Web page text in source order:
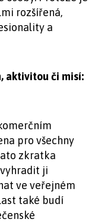
rozšířená,
a
aktivitou či misí:
pro všechny
zkratka
ji
ve veřejném
také budí